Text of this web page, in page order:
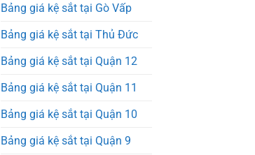
Bảng giá kệ sắt tại Gò Vấp
Bảng giá kệ sắt tại Thủ Đức
Bảng giá kệ sắt tại Quận 12
Bảng giá kệ sắt tại Quận 11
Bảng giá kệ sắt tại Quận 10
Bảng giá kệ sắt tại Quận 9